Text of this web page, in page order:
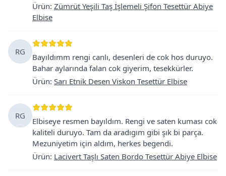
Ürün: Zümrüt Yeşili Taş İşlemeli Şifon Tesettür Abiye
Elbise
RG
Bayıldımm rengi canlı, desenleri de cok hos duruyo.
Bahar aylarında falan cok giyerim, tesekkürler.
Ürün: Sarı Etnik Desen Viskon Tesettür Elbise
RG
Elbiseye resmen bayıldım. Rengi ve saten kuması cok
kaliteli duruyo. Tam da aradıgım gibi şık bi parça.
Mezuniyetim için aldım, herkes begendi.
Ürün: Lacivert Taşlı Saten Bordo Tesettür Abiye Elbise